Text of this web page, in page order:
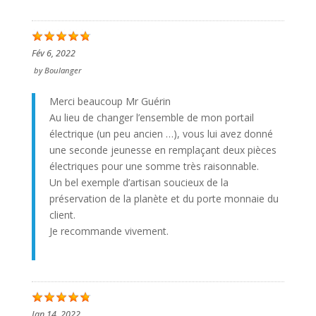
Fév 6, 2022
byBoulanger
Merci beaucoup Mr Guérin
Au lieu de changer l’ensemble de mon portail
électrique (un peu ancien …), vous lui avez donné
une seconde jeunesse en remplaçant deux pièces
électriques pour une somme très raisonnable.
Un bel exemple d’artisan soucieux de la
préservation de la planète et du porte monnaie du
client.
Je recommande vivement.